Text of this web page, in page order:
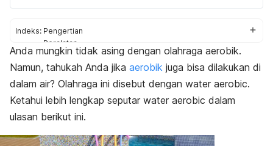
Indeks: Pengertian
Peralatan
Latihan
Manfaat
Anda mungkin tidak asing dengan olahraga aerobik.
Namun, tahukah Anda jika aerobik juga bisa dilakukan di
dalam air? Olahraga ini disebut dengan water aerobic.
Ketahui lebih lengkap seputar water aerobic dalam
ulasan berikut ini.